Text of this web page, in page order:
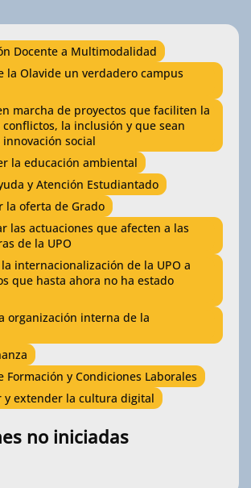
Docente a Multimodalidad
la Olavide un verdadero campus
marcha de proyectos que faciliten la
la inclusión y que sean
social
la educación ambiental
y Atención Estudiantado
la oferta de Grado
las actuaciones que afecten a las
de la UPO
internacionalización de la UPO a
que hasta ahora no ha estado
organización interna de la
Formación y Condiciones Laborales
y extender la cultura digital
no iniciadas